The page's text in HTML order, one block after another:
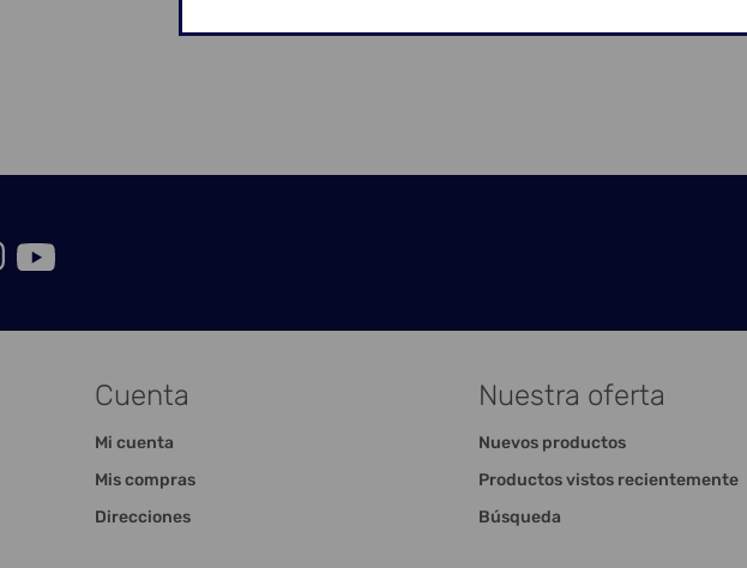
Cuenta
Mi cuenta
Mis compras
Direcciones
Nuestra oferta
Nuevos productos
Productos vistos recientemente
Búsqueda